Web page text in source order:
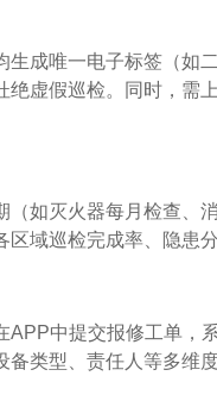
生成唯一电子标签（如
虚假巡检。同时，需
如灭火器每月检查、
域巡检完成率、隐患
中提交报修工单，
类型、责任人等多维